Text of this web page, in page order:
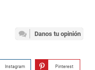
Danos tu opinión
Instagram Pinterest